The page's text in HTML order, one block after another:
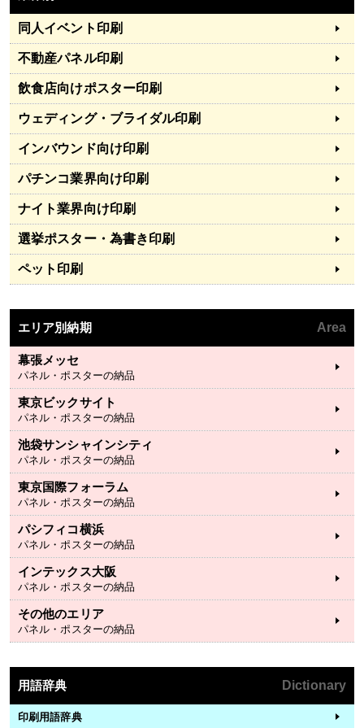
同人イベント印刷
不動産パネル印刷
飲食店向けポスター印刷
ウェディング・ブライダル印刷
インバウンド向け印刷
パチンコ業界向け印刷
ナイト業界向け印刷
選挙ポスター・為書き印刷
ペット印刷
エリア別納期 Area
幕張メッセ
パネル・ポスターの納品
東京ビックサイト
パネル・ポスターの納品
池袋サンシャインシティ
パネル・ポスターの納品
東京国際フォーラム
パネル・ポスターの納品
パシフィコ横浜
パネル・ポスターの納品
インテックス大阪
パネル・ポスターの納品
その他のエリア
パネル・ポスターの納品
用語辞典 Dictionary
印刷用語辞典